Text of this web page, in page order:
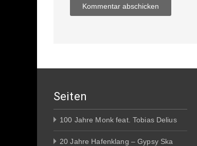
Seiten
100 Jahre Monk feat. Tobias Delius
20 Jahre Hafenklang – Gypsy Ska